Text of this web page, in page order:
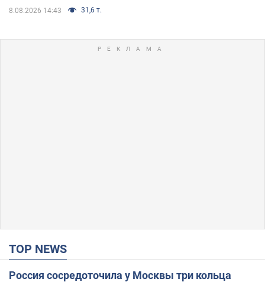
8.08.2026 14:43 31,6 т.
TOP NEWS
Россия сосредоточила у Москвы три кольца